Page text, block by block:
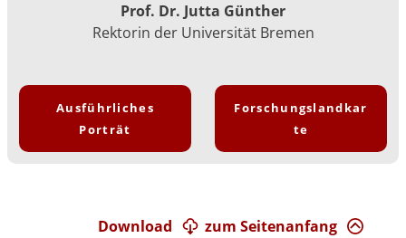
Prof. Dr. Jutta Günther
Rektorin der Universität Bremen
Ausführliches
Porträt
Forschungslandkar
te
zum Seitenanfang
Download